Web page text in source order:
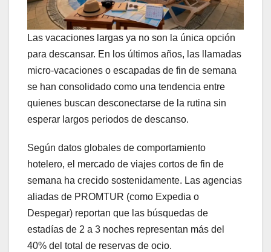
Las vacaciones largas ya no son la única opción
para descansar. En los últimos años, las llamadas
micro-vacaciones o escapadas de fin de semana
se han consolidado como una tendencia entre
quienes buscan desconectarse de la rutina sin
esperar largos periodos de descanso.
Según datos globales de comportamiento
hotelero, el mercado de viajes cortos de fin de
semana ha crecido sostenidamente. Las agencias
aliadas de PROMTUR (como Expedia o
Despegar) reportan que las búsquedas de
estadías de 2 a 3 noches representan más del
40% del total de reservas de ocio.